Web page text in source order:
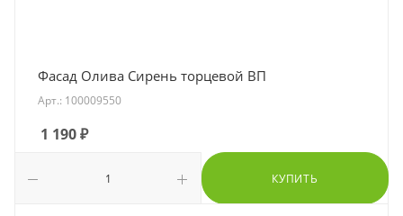
Фасад Олива Сирень торцевой ВП
Арт.: 100009550
1 190₽
КУПИТЬ